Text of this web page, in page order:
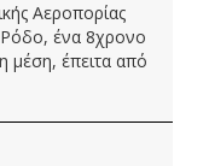
Αεροπορίας
ένα 8χρονο
μέση, έπειτα από